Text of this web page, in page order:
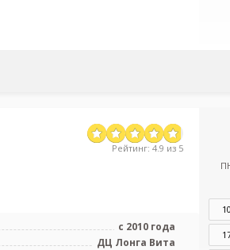
Рейтинг: 4.9 из 5
с 2010 года
ДЦ Лонга Вита
10